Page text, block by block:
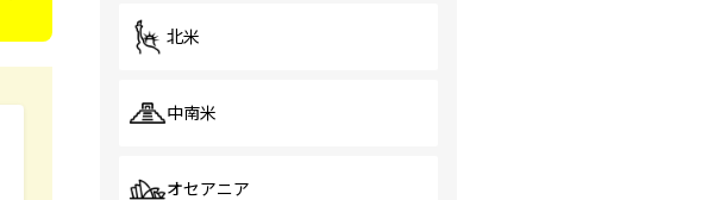
北米
中南米
オセアニア